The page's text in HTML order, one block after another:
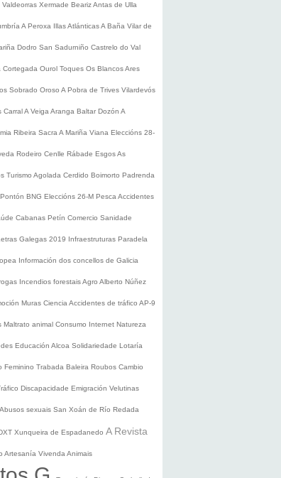
Xermade BearizAntas de Ulla
A Peroxa Illas AtlánticasA Baña Vilar de
Dodro San Sadurniño Castrelo do Val
Cortegada Ourol Toques Os BlancosAres
Sobrado Oroso A Pobra de Trives Vilardevós
CarralA Veiga Aranga Baltar Dozón A
Ribeira Sacra A Mariña Viana Eleccións 28-
Rodeiro Cenlle Rábade EsgosAs
Turismo Agolada Cerdido Boimorto Padrenda
BNG Eleccións 26-M Pesca Accidentes
Cabanas Petín Comercio Sanidade
Galegas 2019 Infraestruturas Paradela
Información dos concellos de Galicia
Incendios forestaisAgro Alberto Núñez
Muras Ciencia Accidentes de tráfico AP-9
Maltrato animal Consumo Internet Natureza
Educación Alcoa Solidariedade Lotaría
Feminino Trabada Baleira Roubos Cambio
Discapacidade Emigración Velutinas
Abusos sexuais San Xoán de Río Redada
Xunqueira de Espadanedo A Revista
Artesanía Vivenda Animais